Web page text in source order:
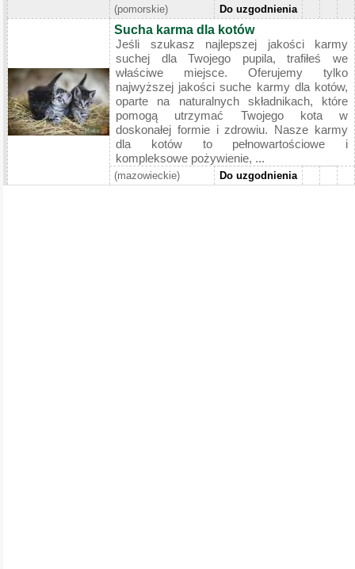
(pomorskie) Do uzgodnienia
Sucha karma dla kotów
Jeśli szukasz najlepszej jakości karmy
suchej dla Twojego pupila, trafiłeś we
właściwe miejsce. Oferujemy tylko
najwyższej jakości suche karmy dla kotów,
oparte na naturalnych składnikach, które
pomogą utrzymać Twojego kota w
doskonałej formie i zdrowiu. Nasze karmy
dla kotów to pełnowartościowe i
kompleksowe pożywienie, ...
(mazowieckie) Do uzgodnienia